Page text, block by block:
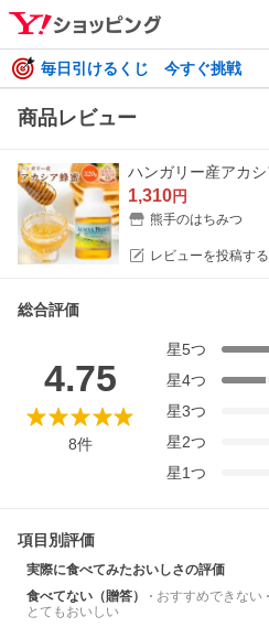
毎日引けるくじ 今すぐ挑戦
商品レビュー
1,310円
熊手のはちみつ
レビューを投稿する
総合評価
4.75
8件
星5つ
星4つ
星3つ
星2つ
星1つ
項目別評価
実際に食べてみたおいしさの評価
食べてない（贈答）
おすすめできない
とてもおいしい